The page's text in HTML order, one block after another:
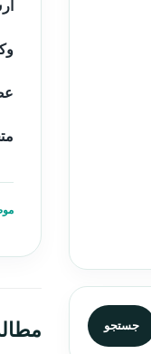
جستجو